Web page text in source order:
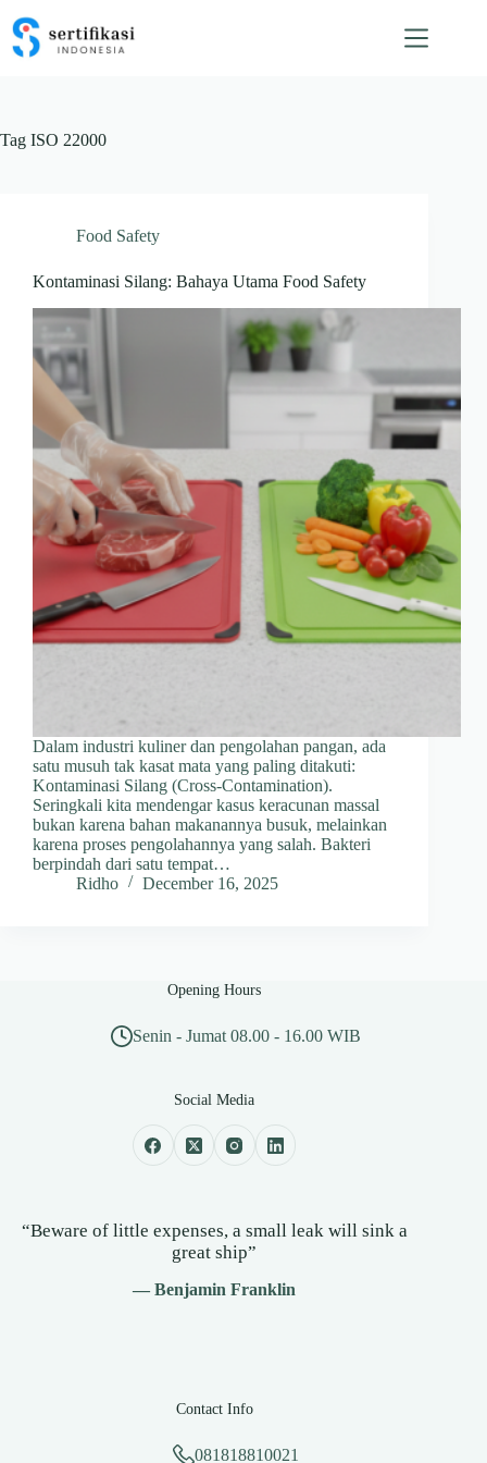
content
Tag ISO 22000
Food Safety
Kontaminasi Silang: Bahaya Utama Food Safety
Dalam industri kuliner dan pengolahan pangan, ada
satu musuh tak kasat mata yang paling ditakuti:
Kontaminasi Silang (Cross-Contamination).
Seringkali kita mendengar kasus keracunan massal
bukan karena bahan makanannya busuk, melainkan
karena proses pengolahannya yang salah. Bakteri
berpindah dari satu tempat…
Ridho
December 16, 2025
Opening Hours
Senin - Jumat 08.00 - 16.00 WIB
Social Media
“Beware of little expenses, a small leak will sink a
great ship”
— Benjamin Franklin
Contact Info
081818810021